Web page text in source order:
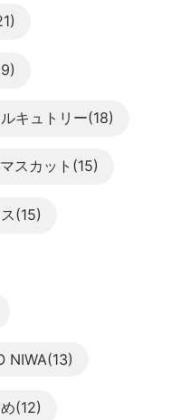
キュトリー(18)
スカット(15)
(15)
NIWA(13)
(12)